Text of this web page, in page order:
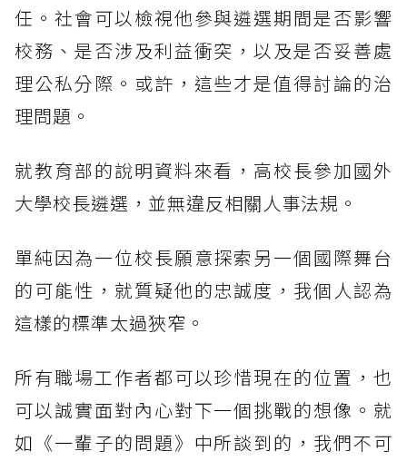
任。社會可以檢視他參與遴選期間是否影響
校務、是否涉及利益衝突，以及是否妥善處
理公私分際。或許，這些才是值得討論的治
理問題。
就教育部的說明資料來看，高校長參加國外
大學校長遴選，並無違反相關人事法規。
單純因為一位校長願意探索另一個國際舞台
的可能性，就質疑他的忠誠度，我個人認為
這樣的標準太過狹窄。
所有職場工作者都可以珍惜現在的位置，也
可以誠實面對內心對下一個挑戰的想像。就
如《一輩子的問題》中所談到的，我們不可